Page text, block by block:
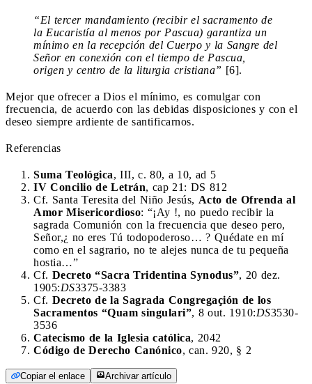
“El tercer mandamiento (recibir el sacramento de
la Eucaristía al menos por Pascua) garantiza un
mínimo en la recepción del Cuerpo y la Sangre del
Señor en conexión con el tiempo de Pascua,
origen y centro de la liturgia cristiana” [6].
Mejor que ofrecer a Dios el mínimo, es comulgar con
frecuencia, de acuerdo con las debidas disposiciones y con el
deseo siempre ardiente de santificarnos.
Referencias
Suma Teológica, III, c. 80, a 10, ad 5
IV Concilio de Letrán, cap 21: DS 812
Cf. Santa Teresita del Niño Jesús, Acto de Ofrenda al
Amor Misericordioso: “¡Ay !, no puedo recibir la
sagrada Comunión con la frecuencia que deseo pero,
Señor,¿ no eres Tú todopoderoso… ? Quédate en mí
como en el sagrario, no te alejes nunca de tu pequeña
hostia…”
Cf. Decreto “Sacra Tridentina Synodus”, 20 dez.
1905:DS3375-3383
Cf. Decreto de la Sagrada Congregaçión de los
Sacramentos “Quam singulari”, 8 out. 1910:DS3530-
3536
Catecismo de la Iglesia católica, 2042
Código de Derecho Canónico, can. 920, § 2
Copiar el enlace Archivar artículo